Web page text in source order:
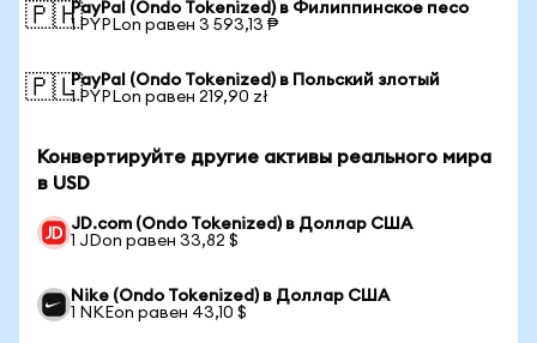
🇵🇭PayPal (Ondo Tokenized) в Филиппинское песо
1 PYPLon равен 3 593,13 ₱
🇵🇱PayPal (Ondo Tokenized) в Польский злотый
1 PYPLon равен 219,90 zł
Конвертируйте другие активы реального мира
в USD
JD.com (Ondo Tokenized) в Доллар США
1 JDon равен 33,82 $
Nike (Ondo Tokenized) в Доллар США
1 NKEon равен 43,10 $